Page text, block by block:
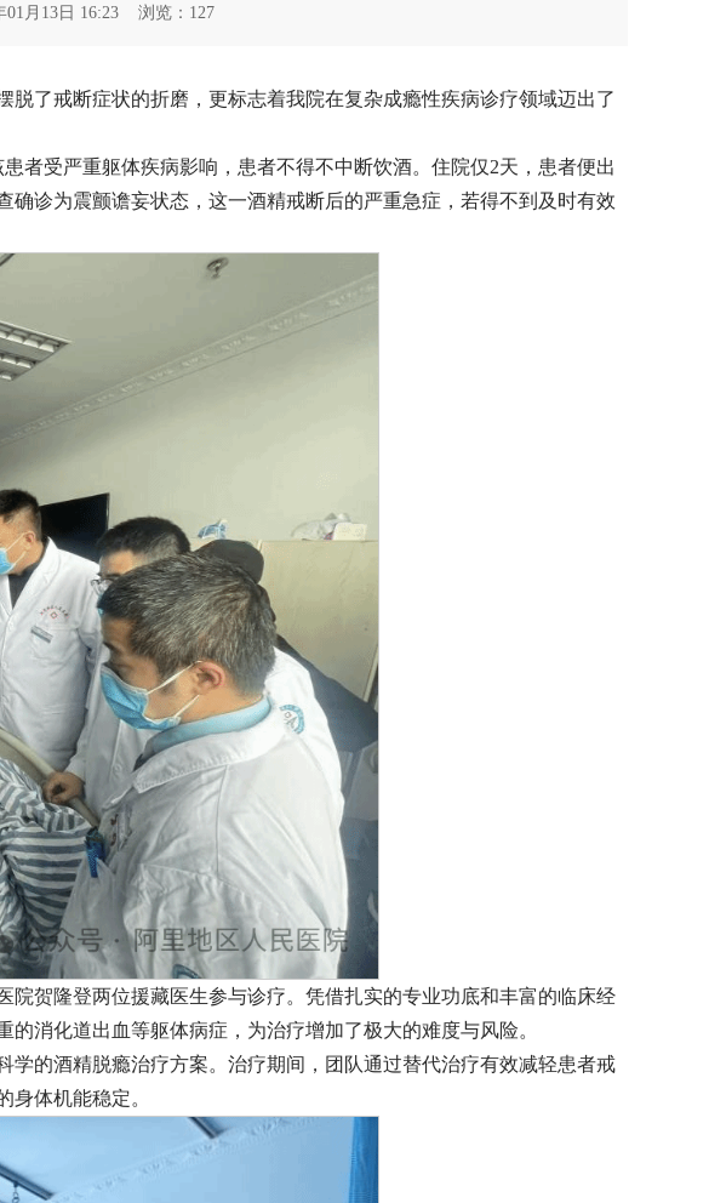
月13日 16:23 浏览： 127
了戒断症状的折磨，更标志着我院在复杂成瘾性疾病诊疗领域迈出了
者受严重躯体疾病影响，患者不得不中断饮酒。住院仅2天，患者便出
诊为震颤谵妄状态，这一酒精戒断后的严重急症，若得不到及时有效
贺隆登两位援藏医生参与诊疗。凭借扎实的专业功底和丰富的临床经
消化道出血等躯体病症，为治疗增加了极大的难度与风险。
的酒精脱瘾治疗方案。治疗期间，团队通过替代治疗有效减轻患者戒
体机能稳定。